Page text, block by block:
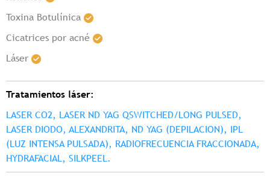
Toxina Botulínica
Cicatrices por acné
Láser
Tratamientos láser:
LASER CO2, LASER ND YAG QSWITCHED/LONG PULSED,
LASER DIODO, ALEXANDRITA, ND YAG (DEPILACION), IPL
(LUZ INTENSA PULSADA), RADIOFRECUENCIA FRACCIONADA,
HYDRAFACIAL, SILKPEEL.